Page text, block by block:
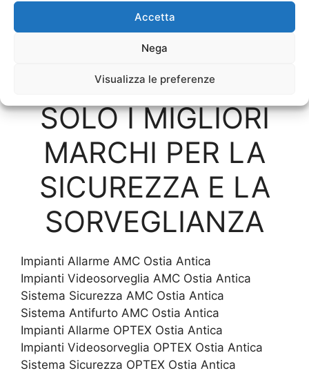
Accetta
Nega
Visualizza le preferenze
Impianto di Allarme
SOLO I MIGLIORI
MARCHI PER LA
SICUREZZA E LA
SORVEGLIANZA
Impianti Allarme AMC Ostia Antica
Impianti Videosorveglia AMC Ostia Antica
Sistema Sicurezza AMC Ostia Antica
Sistema Antifurto AMC Ostia Antica
Impianti Allarme OPTEX Ostia Antica
Impianti Videosorveglia OPTEX Ostia Antica
Sistema Sicurezza OPTEX Ostia Antica